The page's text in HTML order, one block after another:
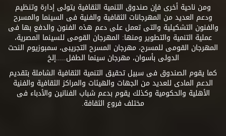
ومن ناحية أخرى فإن صندوق التنمية الثقافية يتولى إدارة وتنظيم
ودعم العديد من المهرجانات الثقافية والفنية فى السينما والمسرح
والفنون التشكيلية والتى تعمل على دعم هذه الفنون والدفع بها فى
عملية التنمية والتطوير ومنها: المهرجان القومى للسينما المصرية،
المهرجان القومى للمسرح، مهرجان المسرح التجريبى، سمبوزيوم النحت
الدولى بأسوان، مهرجان سينما الطفل.....إلخ
كما يقوم الصندوق فى سبيل تحقيق التنمية الثقافية الشاملة بتقديم
الدعم المادى للعديد من الجهات والهيئات والمراكز الثقافية والفنية
الأهلية والحكومية وكذلك يقوم بدعم شباب الفنانين والأدباء فى
مختلف فروع الثقافة.